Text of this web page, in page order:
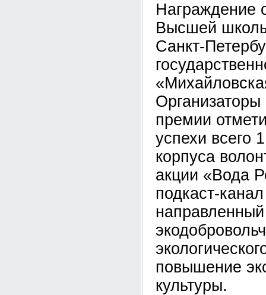
Награждение
Высшей
Санкт-
премии
успехи всего
корпуса
акции «Вода
подкаст-
повышение
культуры.